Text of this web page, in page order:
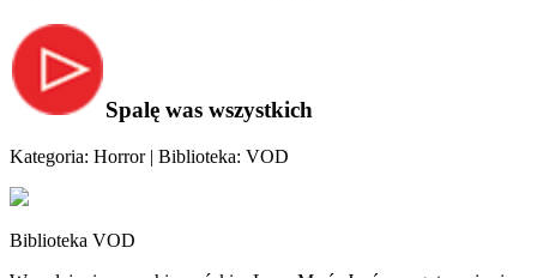
Spalę was wszystkich
Kategoria: Horror | Biblioteka: VOD
Biblioteka VOD